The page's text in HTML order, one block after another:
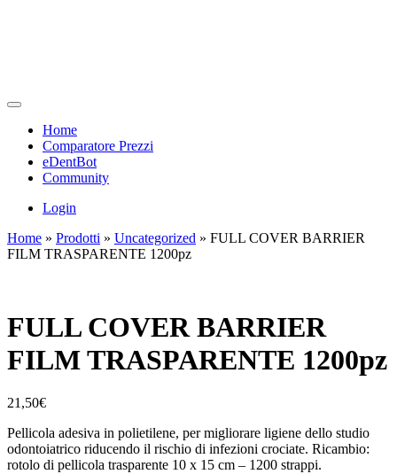
Home
Comparatore Prezzi
eDentBot
Community
Login
Home » Prodotti » Uncategorized » FULL COVER BARRIER
FILM TRASPARENTE 1200pz
FULL COVER BARRIER
FILM TRASPARENTE 1200pz
21,50€
Pellicola adesiva in polietilene, per migliorare ligiene dello studio
odontoiatrico riducendo il rischio di infezioni crociate. Ricambio:
rotolo di pellicola trasparente 10 x 15 cm – 1200 strappi.